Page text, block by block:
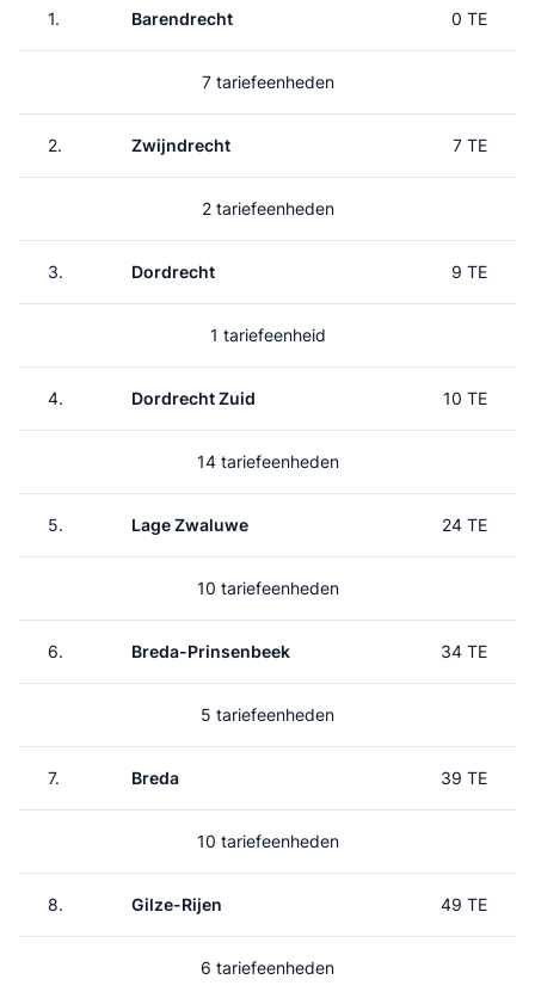
1. Barendrecht 0 TE
7 tariefeenheden
2. Zwijndrecht 7 TE
2 tariefeenheden
3. Dordrecht 9 TE
1 tariefeenheid
4. Dordrecht Zuid 10 TE
14 tariefeenheden
5. Lage Zwaluwe 24 TE
10 tariefeenheden
6. Breda-Prinsenbeek 34 TE
5 tariefeenheden
7. Breda 39 TE
10 tariefeenheden
8. Gilze-Rijen 49 TE
6 tariefeenheden